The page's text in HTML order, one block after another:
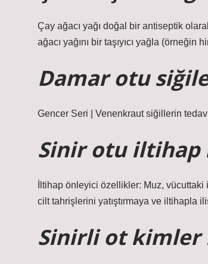
Çay ağacı yağı doğal bir antiseptik
ağacı yağını bir taşıyıcı yağla (örneğin
Damar otu
Gencer Seri | Venenkraut siğillerin
Sinir otu
İltihap önleyici özellikler: Muz,
cilt tahrişlerini yatıştırmaya ve iltihapla
Sinirli ot kimler